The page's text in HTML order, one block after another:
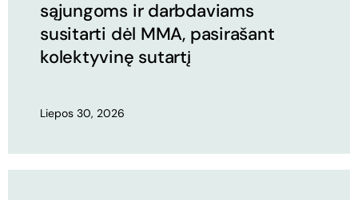
sąjungoms ir darbdaviams
susitarti dėl MMA, pasirašant
kolektyvinę sutartį
Liepos 30, 2026